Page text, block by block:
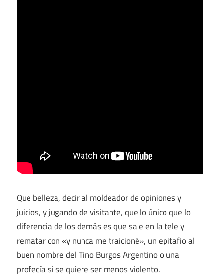
Que belleza, decir al moldeador de opiniones y
juicios, y jugando de visitante, que lo único que lo
diferencia de los demás es que sale en la tele y
rematar con «y nunca me traicioné», un epitafio al
buen nombre del Tino Burgos Argentino o una
profecía si se quiere ser menos violento.